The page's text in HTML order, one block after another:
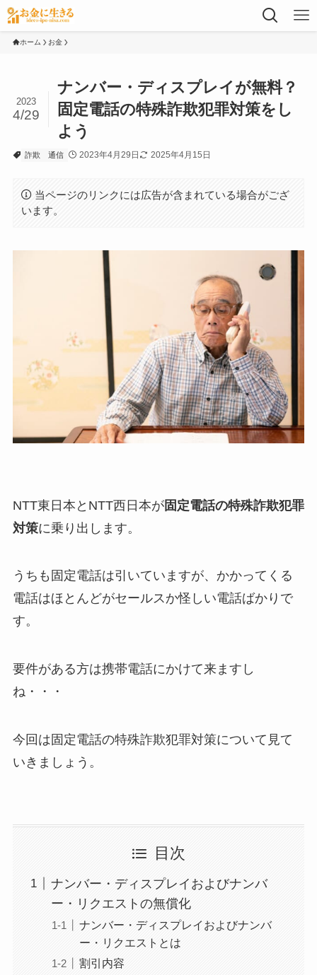
ホーム お金
ナンバー・ディスプレイが無料？
固定電話の特殊詐欺犯罪対策をし
よう
2023
4/29
詐欺 通信 2023年4月29日 2025年4月15日
当ページのリンクには広告が含まれている場合がござ
います。
NTT東日本とNTT西日本が固定電話の特殊詐欺犯罪
対策に乗り出します。
うちも固定電話は引いていますが、かかってくる
電話はほとんどがセールスか怪しい電話ばかりで
す。
要件がある方は携帯電話にかけて来ますし
ね・・・
今回は固定電話の特殊詐欺犯罪対策について見て
いきましょう。
目次
ナンバー・ディスプレイおよびナンバ
ー・リクエストの無償化
ナンバー・ディスプレイおよびナンバ
ー・リクエストとは
割引内容